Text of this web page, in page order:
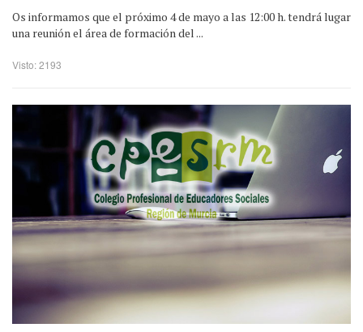
Os informamos que el próximo 4 de mayo a las 12:00 h. tendrá lugar
una reunión el área de formación del ...
Visto: 2193